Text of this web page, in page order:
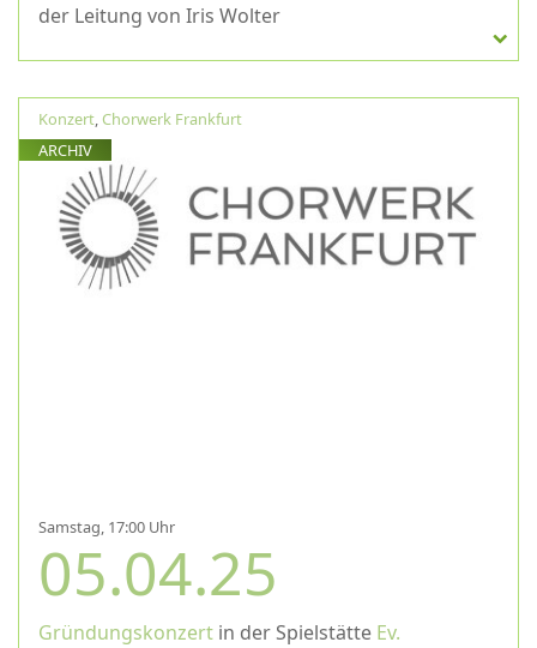
der Leitung von Iris Wolter
Konzert,Chorwerk Frankfurt
ARCHIV
Samstag, 17:00 Uhr
05.04.25
Gründungskonzert in der Spielstätte Ev.